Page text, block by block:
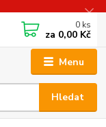
Menu
Hledat
0 ks
za 0,00 Kč